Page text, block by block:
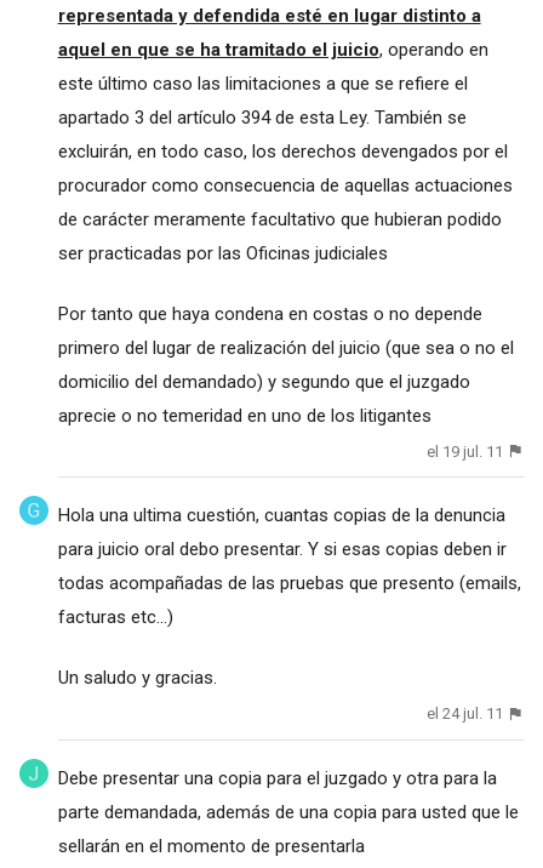
representada y defendida esté en lugar distinto a
aquel en que se ha tramitado el juicio, operando en
este último caso las limitaciones a que se refiere el
apartado 3 del artículo 394 de esta Ley. También se
excluirán, en todo caso, los derechos devengados por el
procurador como consecuencia de aquellas actuaciones
de carácter meramente facultativo que hubieran podido
ser practicadas por las Oficinas judiciales
Por tanto que haya condena en costas o no depende
primero del lugar de realización del juicio (que sea o no el
domicilio del demandado) y segundo que el juzgado
aprecie o no temeridad en uno de los litigantes
el 19 jul. 11
Hola una ultima cuestión, cuantas copias de la denuncia
para juicio oral debo presentar. Y si esas copias deben ir
todas acompañadas de las pruebas que presento (emails,
facturas etc...)
Un saludo y gracias.
el 24 jul. 11
Debe presentar una copia para el juzgado y otra para la
parte demandada, además de una copia para usted que le
sellarán en el momento de presentarla